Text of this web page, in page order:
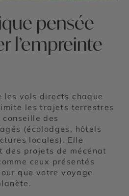
pensée
l’empreinte
les vols directs chaque
les trajets terrestres
des
(écolodges, hôtels
locales). Elle
des projets de mécénat
ceux présentés
que votre voyage